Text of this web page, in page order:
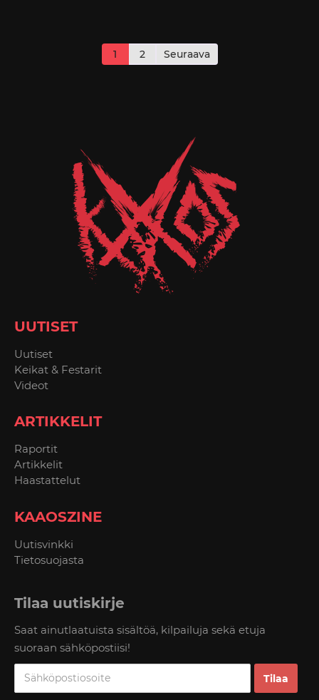
sivutus
1 2 Seuraava
UUTISET
Uutiset
Keikat & Festarit
Videot
ARTIKKELIT
Raportit
Artikkelit
Haastattelut
KAAOSZINE
Uutisvinkki
Tietosuojasta
Tilaa uutiskirje
Saat ainutlaatuista sisältöä, kilpailuja sekä etuja
suoraan sähköpostiisi!